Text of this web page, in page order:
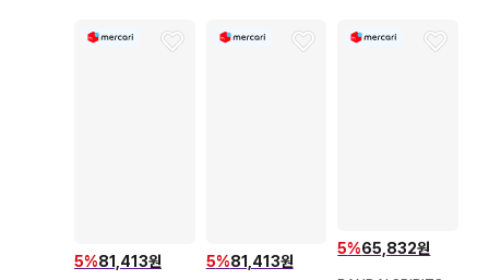
5%81,413원 5%81,413원
5%65,832원